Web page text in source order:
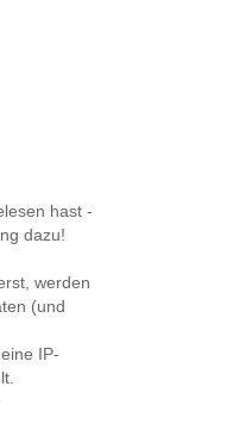
hast -
dazu!
werden
(und
IP-